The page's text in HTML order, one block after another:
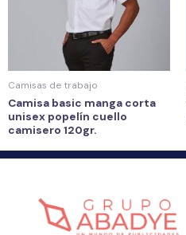
Camisas de trabajo
Camisa basic manga corta
unisex popelín cuello
camisero 120gr.